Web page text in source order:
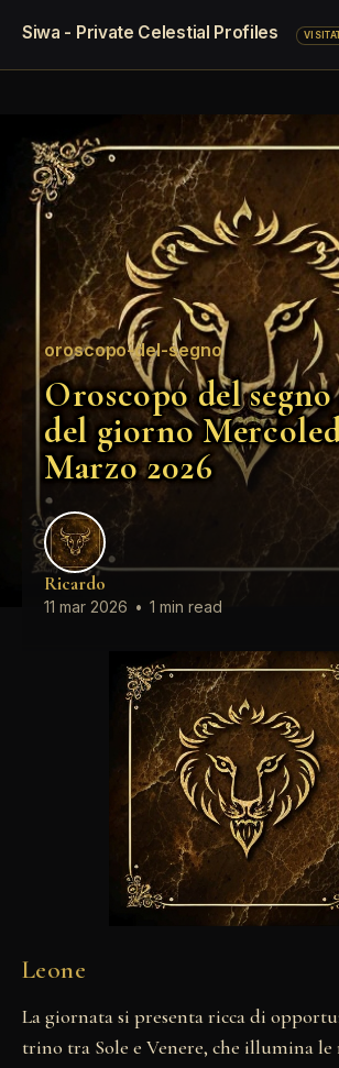
Siwa - Private Celestial Profiles
oroscopo-del-segno
Oroscopo del
del giorno
Marzo 2026
Ricardo
11 mar 2026 • 1 min read
Leone
La giornata si presenta ricca di
trino tra Sole e Venere, che illumina le